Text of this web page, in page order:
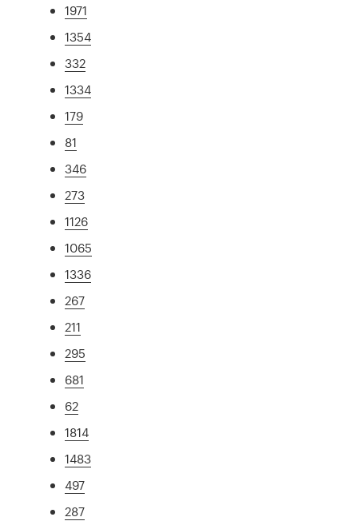
1971
1354
332
1334
179
81
346
273
1126
1065
1336
267
211
295
681
62
1814
1483
497
287